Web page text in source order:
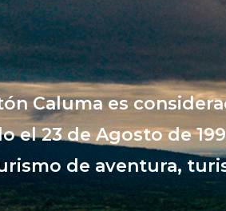
Caluma es
el 23 de Agosto de
de aventura,